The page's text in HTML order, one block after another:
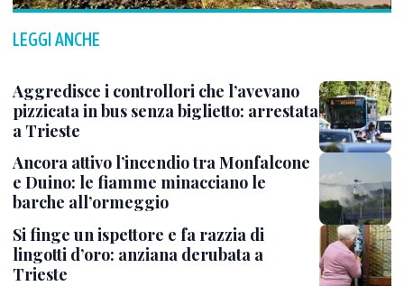
LEGGI ANCHE
Aggredisce i controllori che l’avevano
pizzicata in bus senza biglietto: arrestata
a Trieste
Ancora attivo l’incendio tra Monfalcone
e Duino: le fiamme minacciano le
barche all’ormeggio
Si finge un ispettore e fa razzia di
lingotti d’oro: anziana derubata a
Trieste